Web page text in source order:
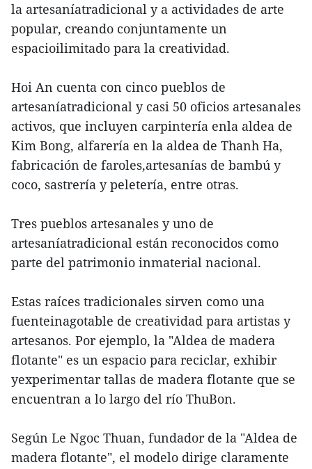
la artesaníatradicional y a actividades de arte
popular, creando conjuntamente un
espacioilimitado para la creatividad.
Hoi An cuenta con cinco pueblos de
artesaníatradicional y casi 50 oficios artesanales
activos, que incluyen carpintería enla aldea de
Kim Bong, alfarería en la aldea de Thanh Ha,
fabricación de faroles,artesanías de bambú y
coco, sastrería y peletería, entre otras.
Tres pueblos artesanales y uno de
artesaníatradicional están reconocidos como
parte del patrimonio inmaterial nacional.
Estas raíces tradicionales sirven como una
fuenteinagotable de creatividad para artistas y
artesanos. Por ejemplo, la "Aldea de madera
flotante" es un espacio para reciclar, exhibir
yexperimentar tallas de madera flotante que se
encuentran a lo largo del río ThuBon.
Según Le Ngoc Thuan, fundador de la "Aldea de
madera flotante", el modelo dirige claramente